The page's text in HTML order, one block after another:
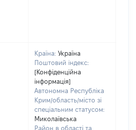
Країна: Україна
Поштовий індекс:
[Конфіденційна
інформація]
Автономна Республіка
Крим/область/місто зі
спеціальним статусом:
Миколаївська
Район в області та